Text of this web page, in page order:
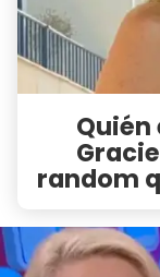
Quién
random